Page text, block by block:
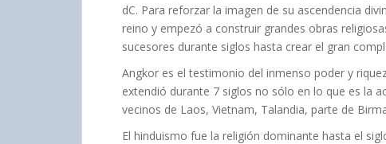
dC. Para reforzar la imagen de su ascendencia
reino y empezó a construir grandes obras
sucesores durante siglos hasta crear el gran
Angkor es el testimonio del inmenso poder y
extendió durante 7 siglos no sólo en lo que es la
vecinos de Laos, Vietnam, Talandia, parte de
El hinduismo fue la religión dominante hasta el